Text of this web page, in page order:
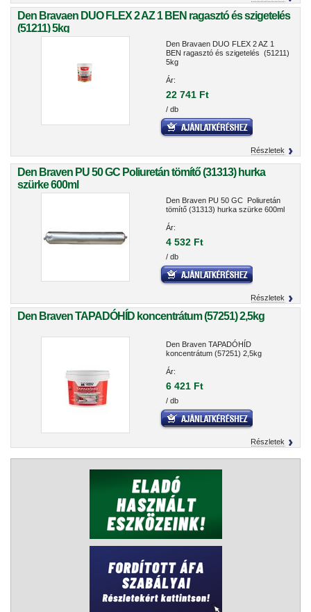
Den Bravaen DUO FLEX 2 AZ 1 BEN ragasztó és szigetelés
(51211) 5kg
Den Bravaen DUO FLEX 2 AZ 1
BEN ragasztó és szigetelés (51211)
5kg
Ár:
22 741 Ft
/ db
Részletek
Den Braven PU 50 GC Poliuretán tömítő (31313) hurka
szürke 600ml
Den Braven PU 50 GC Poliuretán
tömítő (31313) hurka szürke 600ml
Ár:
4 532 Ft
/ db
Részletek
Den Braven TAPADÓHÍD koncentrátum (57251) 2,5kg
Den Braven TAPADÓHÍD
koncentrátum (57251) 2,5kg
Ár:
6 421 Ft
/ db
Részletek